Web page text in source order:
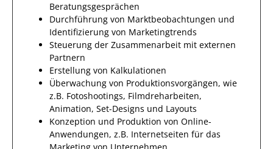
Beratungsgesprächen
Durchführung von Marktbeobachtungen und
Identifizierung von Marketingtrends
Steuerung der Zusammenarbeit mit externen
Partnern
Erstellung von Kalkulationen
Überwachung von Produktionsvorgängen, wie
z.B. Fotoshootings, Filmdreharbeiten,
Animation, Set-Designs und Layouts
Konzeption und Produktion von Online-
Anwendungen, z.B. Internetseiten für das